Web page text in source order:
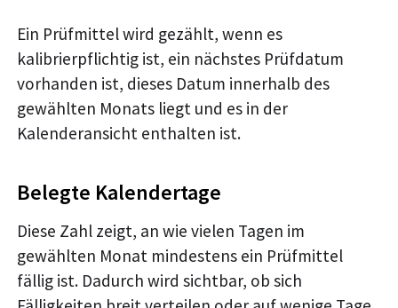
Ein Prüfmittel wird gezählt, wenn es
kalibrierpflichtig ist, ein nächstes Prüfdatum
vorhanden ist, dieses Datum innerhalb des
gewählten Monats liegt und es in der
Kalenderansicht enthalten ist.
Belegte Kalendertage
Diese Zahl zeigt, an wie vielen Tagen im
gewählten Monat mindestens ein Prüfmittel
fällig ist. Dadurch wird sichtbar, ob sich